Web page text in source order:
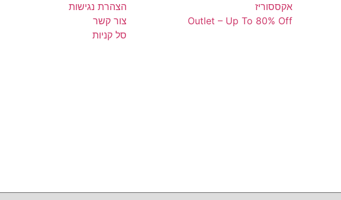
אקססוריז
Outlet – Up To 80% Off
הצהרת נגישות
צור קשר
סל קניות